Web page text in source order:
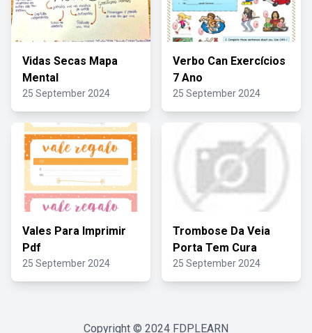
Vidas Secas Mapa
Mental
25 September 2024
Verbo Can Exercícios
7 Ano
25 September 2024
Vales Para Imprimir
Pdf
25 September 2024
Trombose Da Veia
Porta Tem Cura
25 September 2024
Copyright © 2024 FDPLEARN